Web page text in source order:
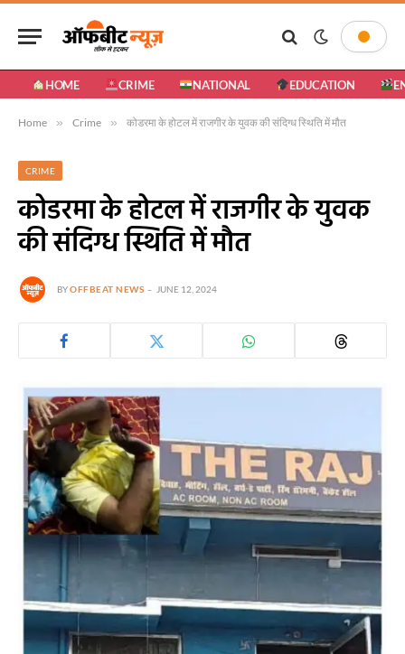
HOME CRIME NATIONAL EDUCATION
Home » Crime » कोडरमा के होटल में राजगीर के युवक की संदिग्ध स्थिति में मौत
CRIME
कोडरमा के होटल में राजगीर के युवक
की संदिग्ध स्थिति में मौत
BYOFFBEAT NEWS JUNE 12, 2024